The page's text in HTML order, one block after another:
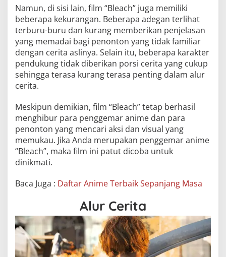
Namun, di sisi lain, film “Bleach” juga memiliki
beberapa kekurangan. Beberapa adegan terlihat
terburu-buru dan kurang memberikan penjelasan
yang memadai bagi penonton yang tidak familiar
dengan cerita aslinya. Selain itu, beberapa karakter
pendukung tidak diberikan porsi cerita yang cukup
sehingga terasa kurang terasa penting dalam alur
cerita.
Meskipun demikian, film “Bleach” tetap berhasil
menghibur para penggemar anime dan para
penonton yang mencari aksi dan visual yang
memukau. Jika Anda merupakan penggemar anime
“Bleach”, maka film ini patut dicoba untuk
dinikmati.
Baca Juga : Daftar Anime Terbaik Sepanjang Masa
Alur Cerita